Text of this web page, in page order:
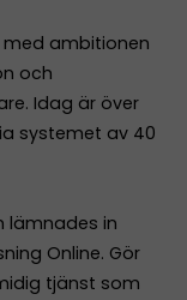
med ambitionen
och
Idag är över
systemet av 40
lämnades in
Online. Gör
tjänst som